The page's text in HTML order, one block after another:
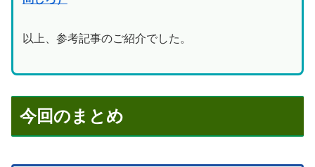
以上、参考記事のご紹介でした。
今回のまとめ